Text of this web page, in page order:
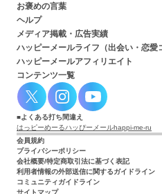
お褒めの言葉
ヘルプ
メディア掲載・広告実績
ハッピーメールライフ（出会い・恋愛
ハッピーメールアフィリエイト
コンテンツ一覧
よくある打ち間違え
はっピーめーるハッぴーメールhappi-me-ru
会員規約
プライバシーポリシー
会社概要/特定商取引法に基づく表記
利用者情報の外部送信に関するガイドライン
コミュニティガイドライン
サイトマップ